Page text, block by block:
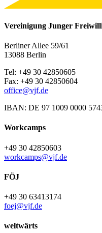
Vereinigung Junger
Berliner Allee 59/61
13088 Berlin
Tel: +49 30 42850605
Fax: +49 30 42850604
office@vjf.de
IBAN: DE 97 1009 0000
Workcamps
+49 30 42850603
workcamps@vjf.de
FÖJ
+49 30 63413174
foej@vjf.de
weltwärts